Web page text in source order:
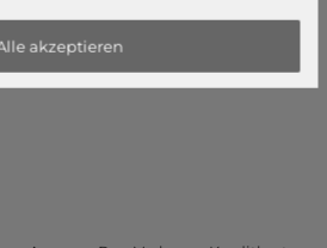
akzeptieren